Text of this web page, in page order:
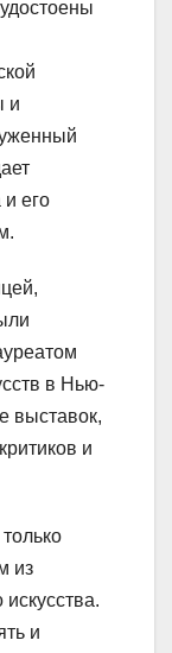
и
и его
в Нью-
выставок,
и
из
искусства.
и